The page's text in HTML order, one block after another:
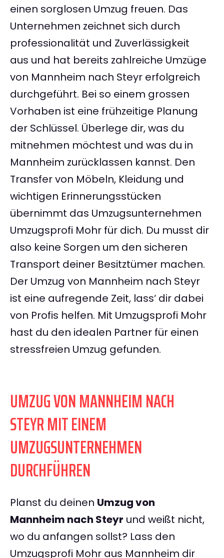
einen sorglosen Umzug freuen. Das
Unternehmen zeichnet sich durch
professionalität und Zuverlässigkeit
aus und hat bereits zahlreiche Umzüge
von Mannheim nach Steyr erfolgreich
durchgeführt. Bei so einem grossen
Vorhaben ist eine frühzeitige Planung
der Schlüssel. Überlege dir, was du
mitnehmen möchtest und was du in
Mannheim zurücklassen kannst. Den
Transfer von Möbeln, Kleidung und
wichtigen Erinnerungsstücken
übernimmt das Umzugsunternehmen
Umzugsprofi Mohr für dich. Du musst dir
also keine Sorgen um den sicheren
Transport deiner Besitztümer machen.
Der Umzug von Mannheim nach Steyr
ist eine aufregende Zeit, lass‘ dir dabei
von Profis helfen. Mit Umzugsprofi Mohr
hast du den idealen Partner für einen
stressfreien Umzug gefunden.
UMZUG VON MANNHEIM NACH
STEYR MIT EINEM
UMZUGSUNTERNEHMEN
DURCHFÜHREN
Planst du deinen Umzug von
Mannheim nach Steyr und weißt nicht,
wo du anfangen sollst? Lass den
Umzugsprofi Mohr aus Mannheim dir